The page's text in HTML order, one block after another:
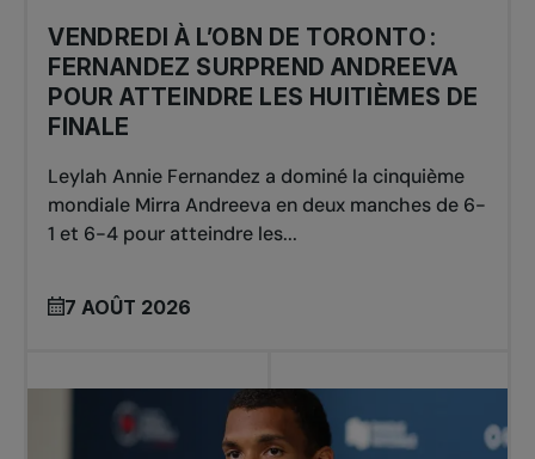
VENDREDI À L’OBN DE TORONTO :
FERNANDEZ SURPREND ANDREEVA
POUR ATTEINDRE LES HUITIÈMES DE
FINALE
Leylah Annie Fernandez a dominé la cinquième
mondiale Mirra Andreeva en deux manches de 6-
1 et 6-4 pour atteindre les...
7 AOÛT 2026